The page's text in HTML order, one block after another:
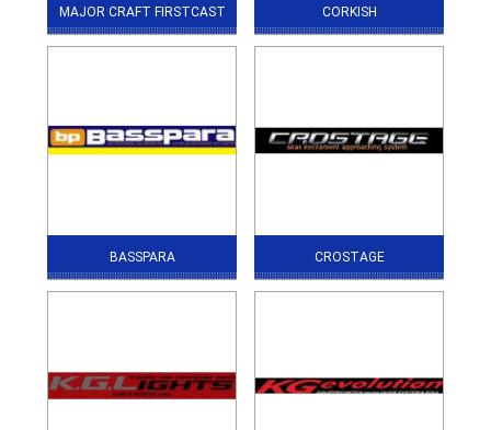
MAJOR CRAFT FIRSTCAST CORKISH
BASSPARA CROSTAGE